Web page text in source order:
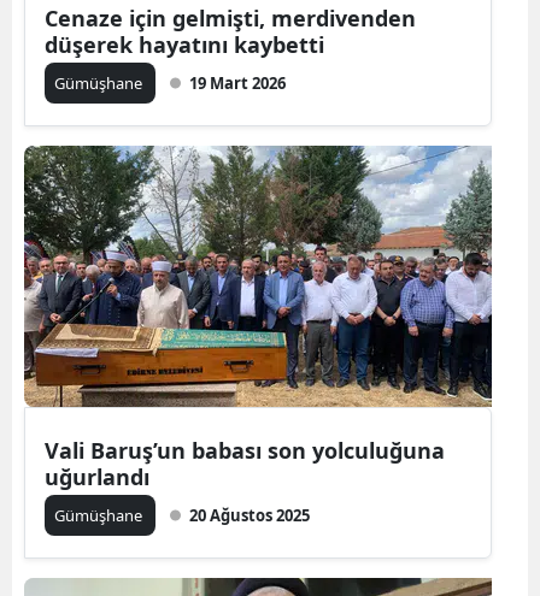
Kayseri
Kırşehir
Kocaeli
Konya
Kütahya
Malatya
Manisa
Mardin
Muğla
Cenaze için gelmişti, merdivenden
düşerek hayatını kaybetti
Gümüşhane 19 Mart 2026
Vali Baruş’un babası son yolculuğuna
uğurlandı
Gümüşhane 20 Ağustos 2025